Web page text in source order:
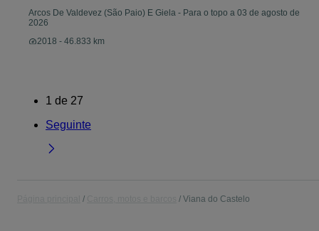
Arcos De Valdevez (São Paio) E Giela - Para o topo a 03 de agosto de
2026
2018 - 46.833 km
1 de 27
Seguinte
Viana do Castelo